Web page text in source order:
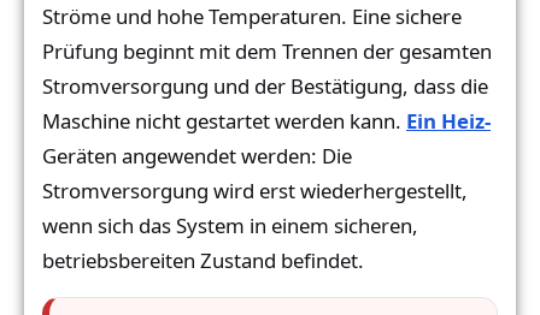
Ströme und hohe Temperaturen. Eine sichere
Prüfung beginnt mit dem Trennen der gesamten
Stromversorgung und der Bestätigung, dass die
Maschine nicht gestartet werden kann. Ein Heiz-
Geräten angewendet werden: Die
Stromversorgung wird erst wiederhergestellt,
wenn sich das System in einem sicheren,
betriebsbereiten Zustand befindet.